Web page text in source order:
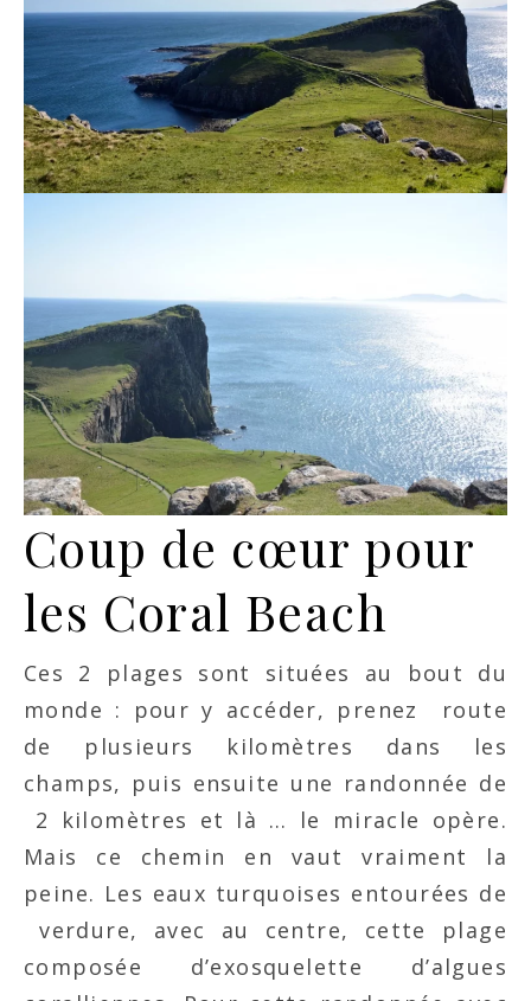
Coup de cœur pour
les Coral Beach
Ces 2 plages sont situées au bout du
monde : pour y accéder, prenez route
de plusieurs kilomètres dans les
champs, puis ensuite une randonnée de
2 kilomètres et là … le miracle opère.
Mais ce chemin en vaut vraiment la
peine. Les eaux turquoises entourées de
verdure, avec au centre, cette plage
composée d’exosquelette d’algues